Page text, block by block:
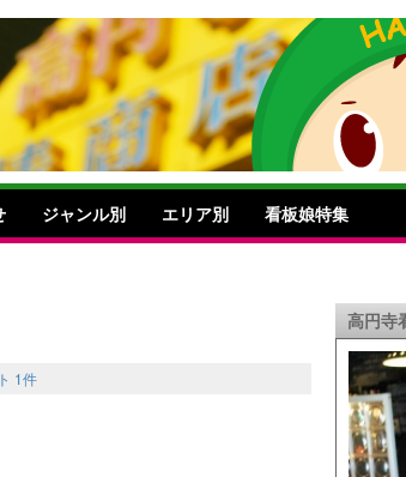
ジャンル別 エリア別 看板娘特集
1件
高円寺